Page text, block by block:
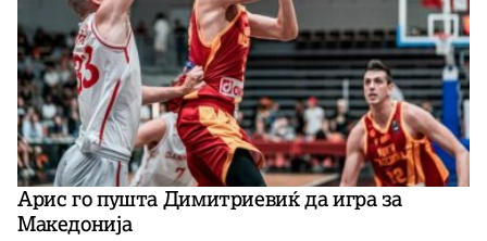
Арис го пушта Димитриевиќ да игра за
Македонија